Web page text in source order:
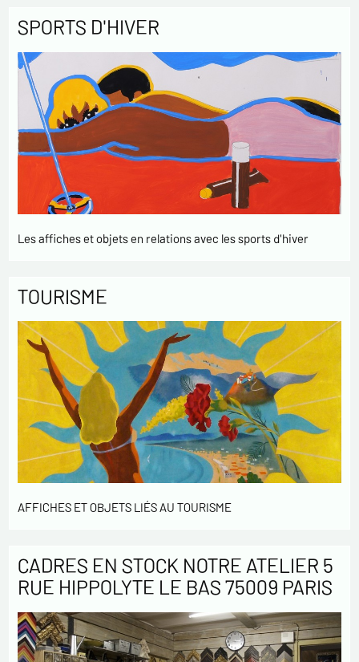
SPORTS D'HIVER
Les affiches et objets en relations avec les sports d'hiver
TOURISME
AFFICHES ET OBJETS LIÉS AU TOURISME
CADRES EN STOCK NOTRE ATELIER 5
RUE HIPPOLYTE LE BAS 75009 PARIS